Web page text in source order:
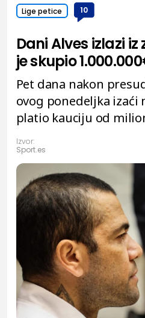
Lige petice 10
Dani Alves izlazi
je skupio
Pet dana nakon
ovog ponedeljka izaći
platio kauciju od
Izvor:
Sport.es